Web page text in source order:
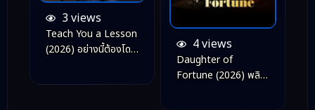
3 views
Teach You a Lesson
(2026) อย่างนี้ต้องโดน
4 views
Daughter of
Fortune (2026) พลิก